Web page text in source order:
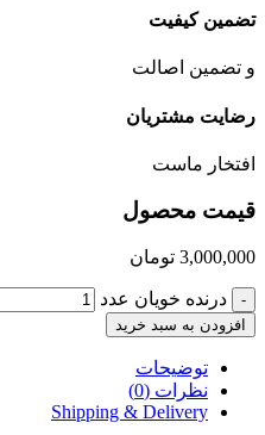
تضمین کیفیت
و تضمین اصالت
رضایت مشتریان
افتخار ماست
قیمت محصول
3,000,000 تومان
- درنده خویان عدد
افزودن به سبد خرید
توضیحات
نظرات (0)
Shipping & Delivery